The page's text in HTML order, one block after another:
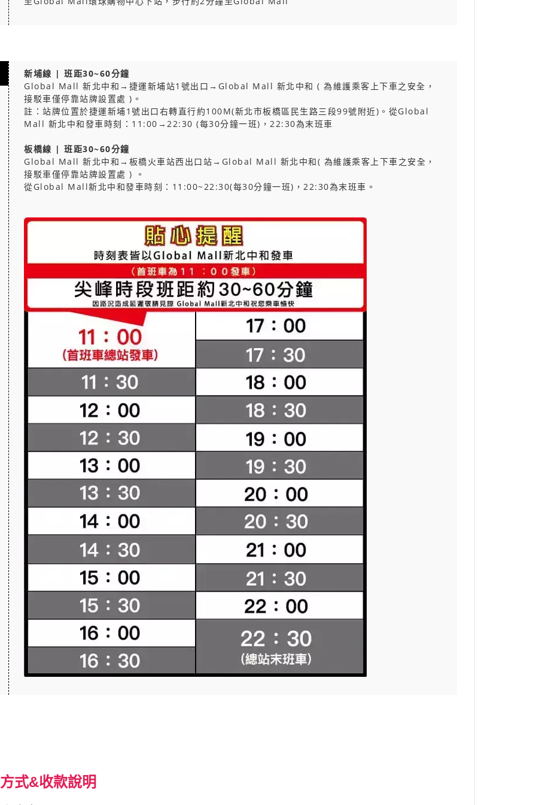
新埔線 | 班距30~60分鐘
Global Mall 新北中和→捷運新埔站1號出口→Global Mall 新北中和 ( 為維護乘客上下車之安全，
接駁車僅停靠站牌設置處 )。
註：站牌位置於捷運新埔1號出口右轉直行約100M(新北市板橋區民生路三段99號附近)。從Global
Mall 新北中和發車時刻：11:00→22:30 (每30分鐘一班)，22:30為末班車
板橋線 | 班距30~60分鐘
Global Mall 新北中和→板橋火車站西出口站→Global Mall 新北中和( 為維護乘客上下車之安全，
接駁車僅停靠站牌設置處 ) 。
從Global Mall新北中和發車時刻：11:00~22:30(每30分鐘一班)，22:30為末班車。
式&收款說明